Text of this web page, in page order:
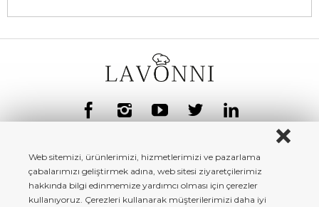
Web sitemizi, ürünlerimizi, hizmetlerimizi ve pazarlama
çabalarımızı geliştirmek adına, web sitesi ziyaretçilerimiz
hakkında bilgi edinmemize yardımcı olması için çerezler
kullanıyoruz. Çerezleri kullanarak müşterilerimizi daha iyi